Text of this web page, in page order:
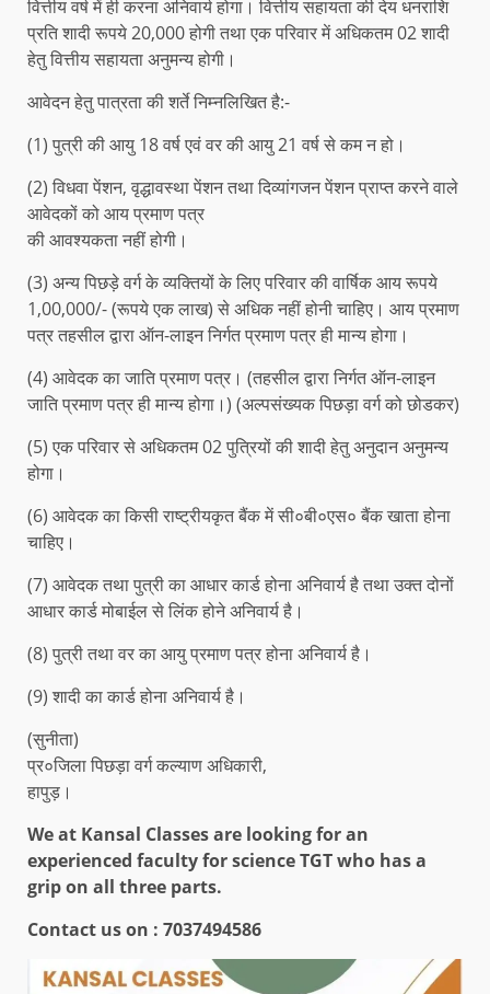
वित्तीय वर्ष में ही करना अनिवार्य होगा। वित्तीय सहायता की देय धनराशि
प्रति शादी रूपये 20,000 होगी तथा एक परिवार में अधिकतम 02 शादी
हेतु वित्तीय सहायता अनुमन्य होगी।
आवेदन हेतु पात्रता की शर्ते निम्नलिखित है:-
(1) पुत्री की आयु 18 वर्ष एवं वर की आयु 21 वर्ष से कम न हो।
(2) विधवा पेंशन, वृद्धावस्था पेंशन तथा दिव्यांगजन पेंशन प्राप्त करने वाले
आवेदकों को आय प्रमाण पत्र
की आवश्यकता नहीं होगी।
(3) अन्य पिछड़े वर्ग के व्यक्तियों के लिए परिवार की वार्षिक आय रूपये
1,00,000/- (रूपये एक लाख) से अधिक नहीं होनी चाहिए। आय प्रमाण
पत्र तहसील द्वारा ऑन-लाइन निर्गत प्रमाण पत्र ही मान्य होगा।
(4) आवेदक का जाति प्रमाण पत्र। (तहसील द्वारा निर्गत ऑन-लाइन
जाति प्रमाण पत्र ही मान्य होगा।) (अल्पसंख्यक पिछड़ा वर्ग को छोडकर)
(5) एक परिवार से अधिकतम 02 पुत्रियों की शादी हेतु अनुदान अनुमन्य
होगा।
(6) आवेदक का किसी राष्ट्रीयकृत बैंक में सी०बी०एस० बैंक खाता होना
चाहिए।
(7) आवेदक तथा पुत्री का आधार कार्ड होना अनिवार्य है तथा उक्त दोनों
आधार कार्ड मोबाईल से लिंक होने अनिवार्य है।
(8) पुत्री तथा वर का आयु प्रमाण पत्र होना अनिवार्य है।
(9) शादी का कार्ड होना अनिवार्य है।
(सुनीता)
प्र०जिला पिछड़ा वर्ग कल्याण अधिकारी,
हापुड़।
We at Kansal Classes are looking for an
experienced faculty for science TGT who has a
grip on all three parts.
Contact us on : 7037494586